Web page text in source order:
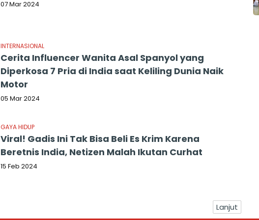
07 Mar 2024
INTERNASIONAL
Cerita Influencer Wanita Asal Spanyol yang
Diperkosa 7 Pria di India saat Keliling Dunia Naik
Motor
05 Mar 2024
GAYA HIDUP
Viral! Gadis Ini Tak Bisa Beli Es Krim Karena
Beretnis India, Netizen Malah Ikutan Curhat
15 Feb 2024
Lanjut